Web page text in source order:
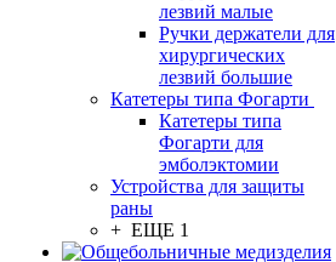
лезвий малые
Ручки держатели для
хирургических
лезвий большие
Катетеры типа Фогарти
Катетеры типа
Фогарти для
эмболэктомии
Устройства для защиты
раны
+ ЕЩЕ 1